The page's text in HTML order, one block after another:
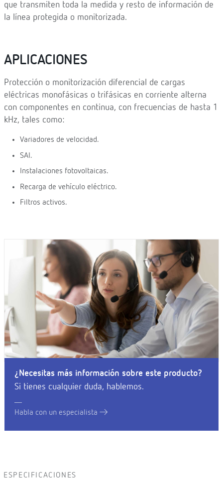
que transmiten toda la medida y resto de información de
la línea protegida o monitorizada.
APLICACIONES
Protección o monitorización diferencial de cargas
eléctricas monofásicas o trifásicas en corriente alterna
con componentes en continua, con frecuencias de hasta 1
kHz, tales como:
Variadores de velocidad.
SAI.
Instalaciones fotovoltaicas.
Recarga de vehículo eléctrico.
Filtros activos.
¿Necesitas más información sobre este producto?
Si tienes cualquier duda, hablemos.
Habla con un especialista
ESPECIFICACIONES